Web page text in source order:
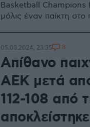
Basketball Champions
μόλις έναν παίκτη στο
Απίθανο
ΑΕΚ μετά
112-108 από
05.03.2024, 23:35 8